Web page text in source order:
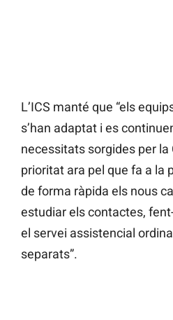
L’ICS manté que “els
s’han adaptat i es
necessitats sorgides per la
prioritat ara pel que fa a la
de forma ràpida els nous
estudiar els contactes,
el servei assistencial
separats”.